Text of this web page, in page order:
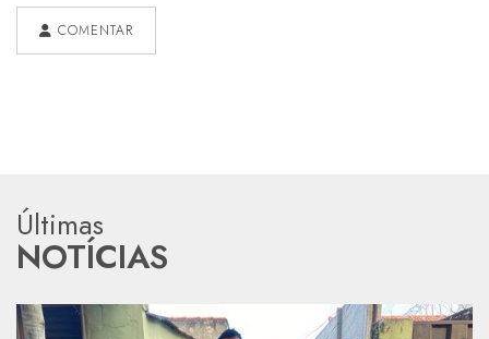
COMENTAR
Últimas
NOTÍCIAS